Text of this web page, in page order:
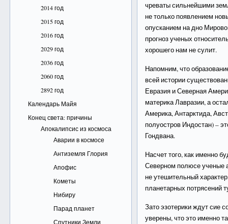
2014 год
2015 год
2016 год
2029 год
2036 год
2060 год
2892 год
Календарь Майя
Конец света: причины
Апокалипсис из космоса
Аварии в космосе
Антиземля Глория
Апофис
Кометы
Нибиру
Парад планет
Спутники Земли
чреваты сильнейшими
не только появлением
опусканием на дно
прогноз ученых
хорошего нам не сулит.
Напомним, что
всей истории
Евразия и Северная
материка Лавразии, а
Америка, Антарктида,
полуостров Индостан) –
Гондвана.
Насчет того, как именно
Северном полюсе ученые
не утешительный
планетарных потрясений
Зато эзотерики ждут сие
уверены, что это именно